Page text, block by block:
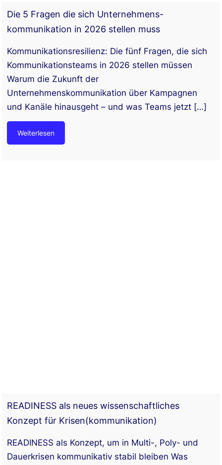
Die 5 Fragen die sich Unternehmens-
kommunikation in 2026 stellen muss
Kommunikationsresilienz: Die fünf Fragen, die sich
Kommunikationsteams in 2026 stellen müssen
Warum die Zukunft der
Unternehmenskommunikation über Kampagnen
und Kanäle hinausgeht – und was Teams jetzt […]
Weiterlesen
READINESS als neues wissenschaftliches
Konzept für Krisen(kommunikation)
READINESS als Konzept, um in Multi-, Poly- und
Dauerkrisen kommunikativ stabil bleiben Was